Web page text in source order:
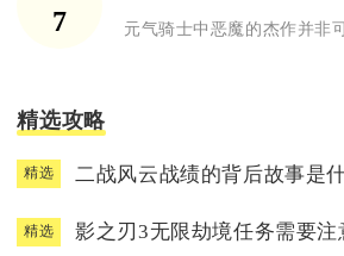
7
精选攻略
精选 二战风云战绩的背后故事是
精选 影之刃3无限劫境任务需要注